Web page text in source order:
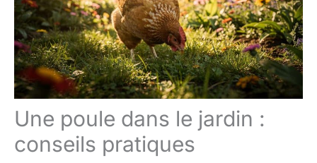
Une poule dans le jardin :
conseils pratiques
e